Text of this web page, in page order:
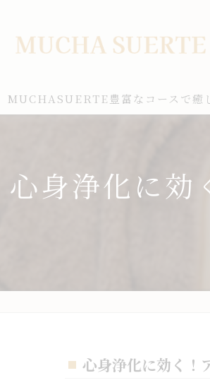
MUCHASUERTE豊富なコースで癒
心身浄化に効
心身浄化に効く！